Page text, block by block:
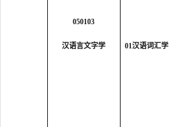
050103
汉语言文字学 01汉语词汇学